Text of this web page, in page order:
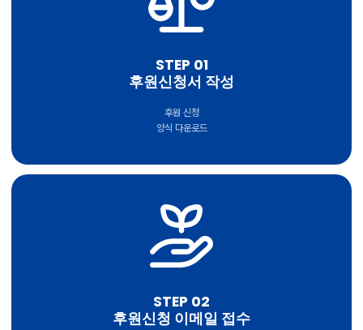
STEP 01
후원신청서 작성
후원 신청
양식 다운로드
STEP 02
후원신청 이메일 접수